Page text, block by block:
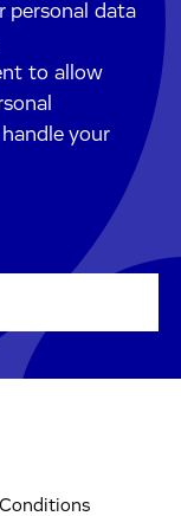
personal data
to allow
your